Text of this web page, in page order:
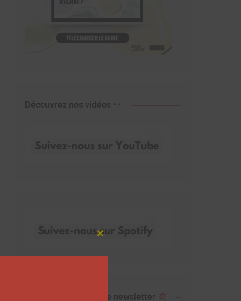
Découvrez nos vidéos
Abonnez-vous à notre newsletter
module